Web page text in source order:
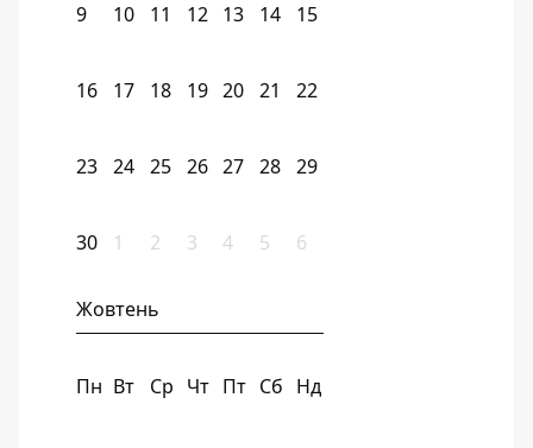
9 10 11 12 13 14 15
16 17 18 19 20 21 22
23 24 25 26 27 28 29
30 1 2 3 4 5 6
Жовтень
Пн Вт Ср Чт Пт Сб Нд